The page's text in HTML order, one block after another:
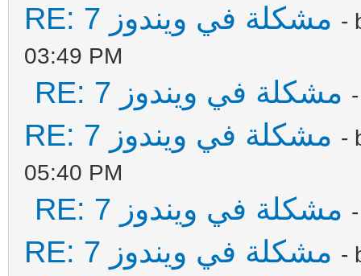
RE: مشكلة في ويندوز 7 -
03:49 PM
RE: مشكلة في ويندوز 7
RE: مشكلة في ويندوز 7 -
05:40 PM
RE: مشكلة في ويندوز 7
RE: مشكلة في ويندوز 7 -